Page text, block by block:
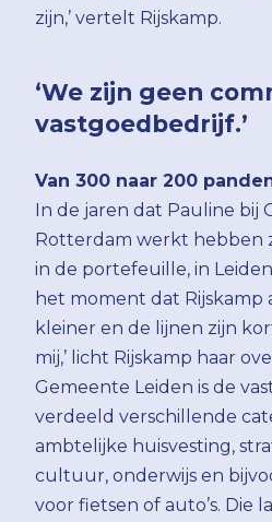
zijn,’ vertelt Rijskamp.
‘We zijn geen
vastgoedbedrijf.’
Van 300 naar 200
In de jaren dat Pauline bij
Rotterdam werkt hebben
in de portefeuille, in
het moment dat Rijskamp
kleiner en de lijnen zijn
mij,’ licht Rijskamp haar
Gemeente Leiden is de
verdeeld verschillende
ambtelijke huisvesting,
cultuur, onderwijs en
voor fietsen of auto’s. Die